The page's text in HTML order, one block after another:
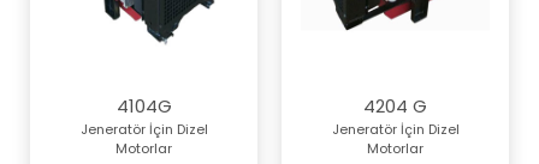
4104G
Jeneratör İçin Dizel
Motorlar
4204 G
Jeneratör İçin Dizel
Motorlar